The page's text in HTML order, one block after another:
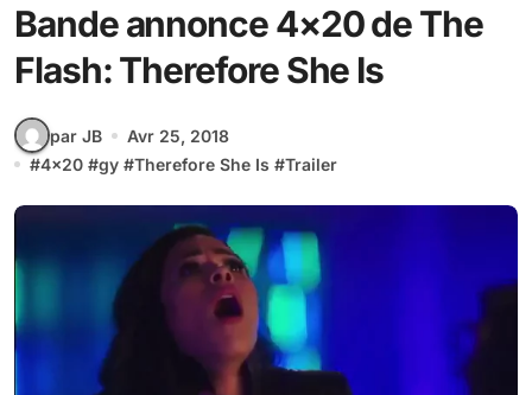
Bande annonce 4×20 de The
Flash: Therefore She Is
par JB
Avr 25, 2018
#4x20 #gy #Therefore She Is #Trailer